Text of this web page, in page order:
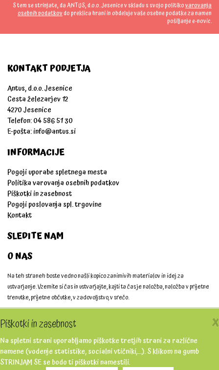
S tem se strinjate, da ANTUS, d.o.o. Jesenice v skladu s svojo politikovarovanja
osebnih podatkovdo preklica hrani in obdeluje vaše osebne podatke za namen
pošiljanje e-novic.
KONTAKT PODJETJA
Antus, d.o.o. Jesenice
Cesta železarjev 12
4270 Jesenice
Telefon: 04 586 51 30
E-pošta:info@antus.si
INFORMACIJE
Pogoji uporabe spletnega mesta
Politika varovanja osebnih podatkov
Piškotki in zasebnost
Pogoji poslovanja spl. trgovine
Kontakt
SLEDITE NAM
O NAS
Na teh straneh boste vedno našli kopico zanimivih materialov in idej za
ustvarjanje. Vzemite si čas in ustvarjajte, kajti ta čas je naložba, naložba v prijetne
trenutke, prijetne občutke, v zadovoljstvo, v srečo.
Ustvarjajmo skupaj! X
Piškotki in zasebnost
Na spletni strani uporabljamo piškotke tretjih strani za različne
namene (vodenje statistike, socialni vtičniki,...). S klikom na gumb
STRINJAM SE se bodo ti piškotki namestili.